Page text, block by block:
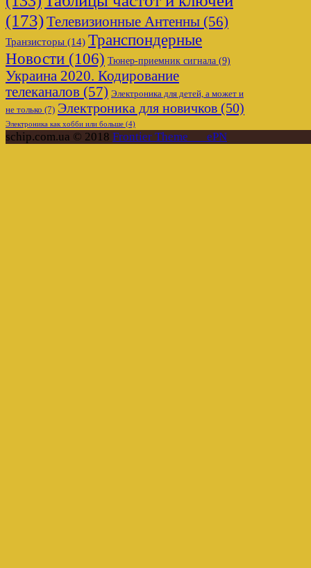
(173)Телевизионные Антенны (56)
Транзисторы (14) Транспондерные
Новости (106) Тюнер-приемник сигнала (9)
Украина 2020. Кодирование
телеканалов (57) Электроника для детей, а может и
не только (7) Электроника для новичков (50)
Электроника как хобби или больше (4)
schip.com.ua © 2018 Frontier Theme___ePN